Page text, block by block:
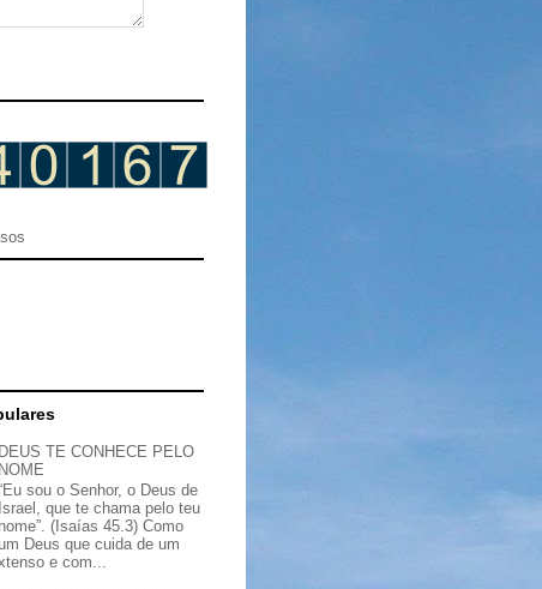
DEUS TE CONHECE PELO
NOME
sou o Senhor, o Deus de
Israel, que te chama pelo teu
nome”. (Isaías 45.3) Como
Deus que cuida de um
e com...